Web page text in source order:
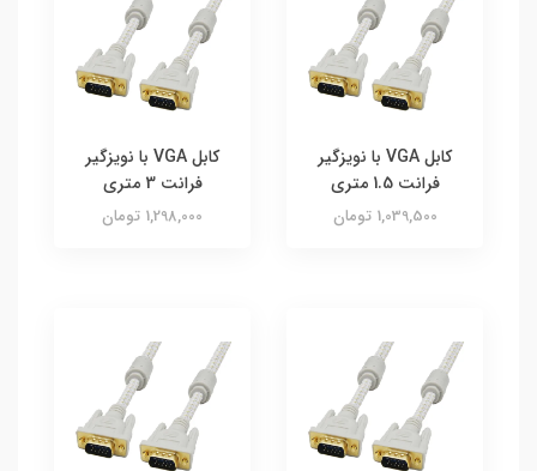
کابل VGA با نویزگیر
فرانت 1.5 متری
1,039,500 تومان
کابل VGA با نویزگیر
فرانت 3 متری
1,298,000 تومان